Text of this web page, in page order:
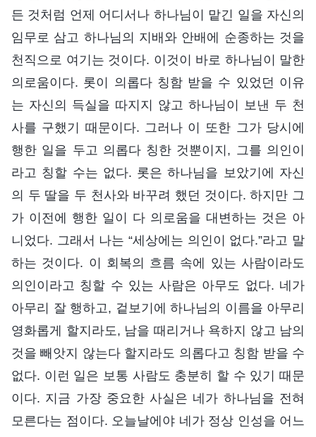
든 것처럼 언제 어디서나 하나님이 맡긴 일을 자신의
임무로 삼고 하나님의 지배와 안배에 순종하는 것을
천직으로 여기는 것이다. 이것이 바로 하나님이 말한
의로움이다. 롯이 의롭다 칭함 받을 수 있었던 이유
는 자신의 득실을 따지지 않고 하나님이 보낸 두 천
사를 구했기 때문이다. 그러나 이 또한 그가 당시에
행한 일을 두고 의롭다 칭한 것뿐이지, 그를 의인이
라고 칭할 수는 없다. 롯은 하나님을 보았기에 자신
의 두 딸을 두 천사와 바꾸려 했던 것이다. 하지만 그
가 이전에 행한 일이 다 의로움을 대변하는 것은 아
니었다. 그래서 나는 “세상에는 의인이 없다.”라고 말
하는 것이다. 이 회복의 흐름 속에 있는 사람이라도
의인이라고 칭할 수 있는 사람은 아무도 없다. 네가
아무리 잘 행하고, 겉보기에 하나님의 이름을 아무리
영화롭게 할지라도, 남을 때리거나 욕하지 않고 남의
것을 빼앗지 않는다 할지라도 의롭다고 칭함 받을 수
없다. 이런 일은 보통 사람도 충분히 할 수 있기 때문
이다. 지금 가장 중요한 사실은 네가 하나님을 전혀
모른다는 점이다. 오늘날에야 네가 정상 인성을 어느